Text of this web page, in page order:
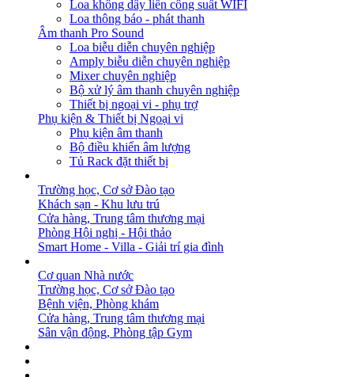
Loa không dây liền công suất WIFI
Loa thông báo - phát thanh
Âm thanh Pro Sound
Loa biễu diễn chuyên nghiệp
Amply biễu diễn chuyên nghiệp
Mixer chuyên nghiệp
Bộ xử lý âm thanh chuyên nghiệp
Thiết bị ngoại vi - phụ trợ
Phụ kiện & Thiết bị Ngoại vi
Phụ kiện âm thanh
Bộ điều khiển âm lượng
Tủ Rack đặt thiết bị
Trường học, Cơ sở Đào tạo
Khách sạn - Khu lưu trú
Cửa hàng, Trung tâm thương mại
Phòng Hội nghị - Hội thảo
Smart Home - Villa - Giải trí gia đình
Cơ quan Nhà nước
Trường học, Cơ sở Đào tạo
Bệnh viện, Phòng khám
Cửa hàng, Trung tâm thương mại
Sân vận động, Phòng tập Gym